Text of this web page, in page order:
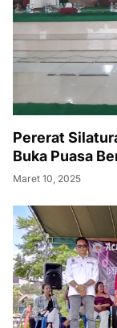
Pererat
Buka Puasa
Maret 10, 2025